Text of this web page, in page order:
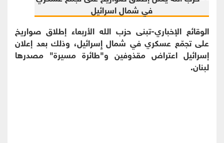
الوقائع الإخباري-تبنى حزب الله الأربعاء إطلاق صواريخ
على تجمّع عسكري في شمال إٍسرائيل، وذلك بعد إعلان
إسرائيل اعتراض مقذوفين و"طائرة مسيرة" مصدرها
لبنان.